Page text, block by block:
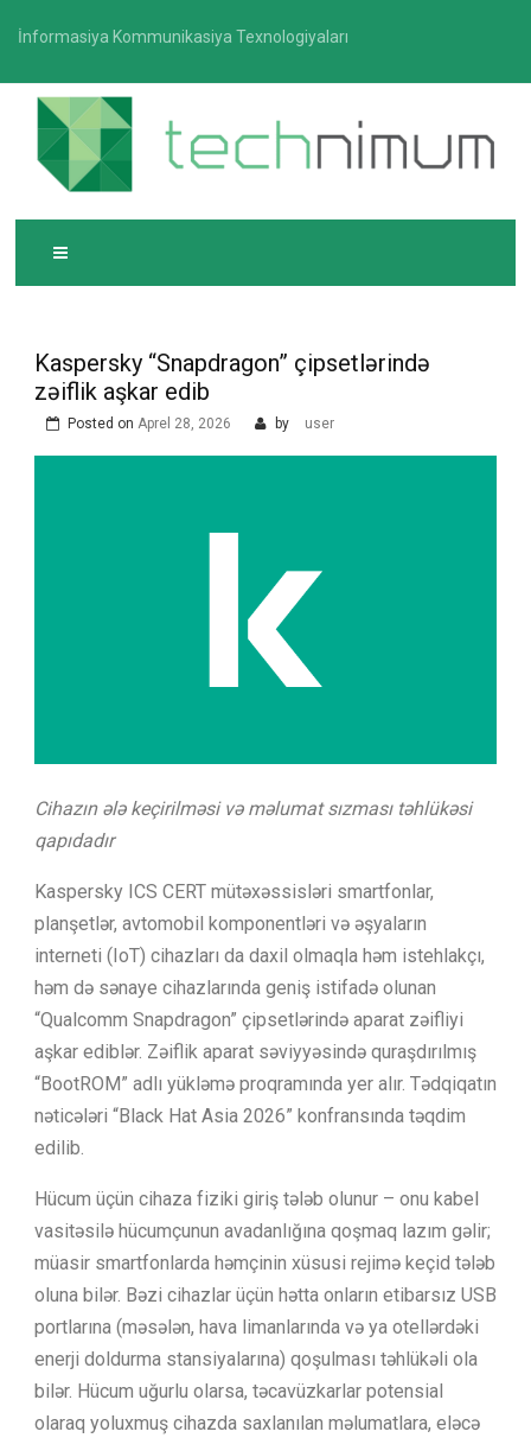
İnformasiya Kommunikasiya Texnologiyaları
TECHNIMUM
İnformasiya-kommunikasiya texnologiyaları üzrə
media platforması
Kaspersky “Snapdragon” çipsetlərində
zəiflik aşkar edib
Posted on Aprel 28, 2026 by user
Cihazın ələ keçirilməsi və məlumat sızması təhlükəsi
qapıdadır
Kaspersky ICS CERT mütəxəssisləri smartfonlar,
planşetlər, avtomobil komponentləri və əşyaların
interneti (IoT) cihazları da daxil olmaqla həm istehlakçı,
həm də sənaye cihazlarında geniş istifadə olunan
“Qualcomm Snapdragon” çipsetlərində aparat zəifliyi
aşkar ediblər. Zəiflik aparat səviyyəsində quraşdırılmış
“BootROM” adlı yükləmə proqramında yer alır. Tədqiqatın
nəticələri “Black Hat Asia 2026” konfransında təqdim
edilib.
Hücum üçün cihaza fiziki giriş tələb olunur – onu kabel
vasitəsilə hücumçunun avadanlığına qoşmaq lazım gəlir;
müasir smartfonlarda həmçinin xüsusi rejimə keçid tələb
oluna bilər. Bəzi cihazlar üçün hətta onların etibarsız USB
portlarına (məsələn, hava limanlarında və ya otellərdəki
enerji doldurma stansiyalarına) qoşulması təhlükəli ola
bilər. Hücum uğurlu olarsa, təcavüzkarlar potensial
olaraq yoluxmuş cihazda saxlanılan məlumatlara, eləcə